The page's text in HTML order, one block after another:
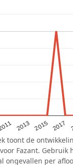
2013 2015 2017
toont de
Fazant. Gebruik
ongevallen per